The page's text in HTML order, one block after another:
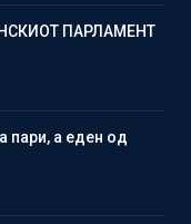
ПАРЛАМЕНТ
пари, а еден од